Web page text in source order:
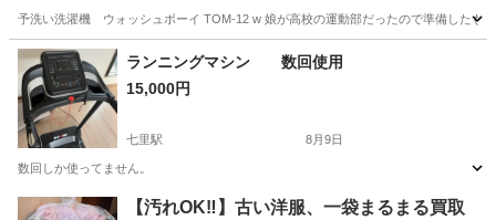
予洗い洗濯機 ウォッシュボーイ TOM-12 w 娘が高校の運動部だったので準備したも
埼玉 所沢市
ランニングマシン 数回使用
15,000円
七里駅 8月9日
数回しか使ってません。
埼玉 さいたま市 七里駅 生活家電
【汚れOK‼️】古い洋服、一袋まるまる買取